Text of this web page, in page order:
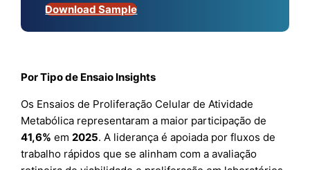
Download Sample
Por Tipo de Ensaio Insights
Os Ensaios de Proliferação Celular de Atividade
Metabólica representaram a maior participação de
41,6% em2025. A liderança é apoiada por fluxos de
trabalho rápidos que se alinham com a avaliação